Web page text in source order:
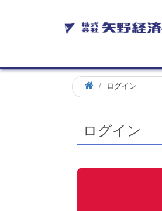
矢
野
研
究
所
ログイン
ログイン